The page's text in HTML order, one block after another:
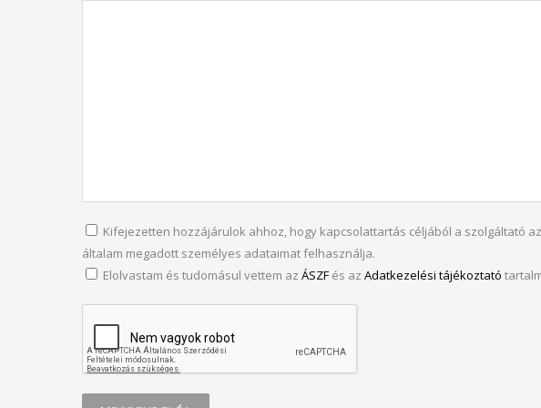
Kifejezetten hozzájárulok ahhoz, hogy kapcsolattartás céljából a szolgáltató az
általam megadott személyes adataimat felhasználja.
Elolvastam és tudomásul vettem az ÁSZF és az Adatkezelési tájékoztató